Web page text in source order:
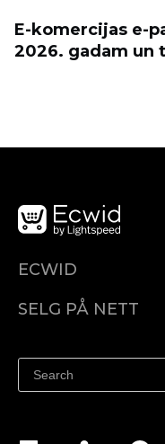
E-komercijas e-
2026. gadam un
ECWID
Pris
SELG PÅ NETT
Selg på Facebook
Selg på Instagram